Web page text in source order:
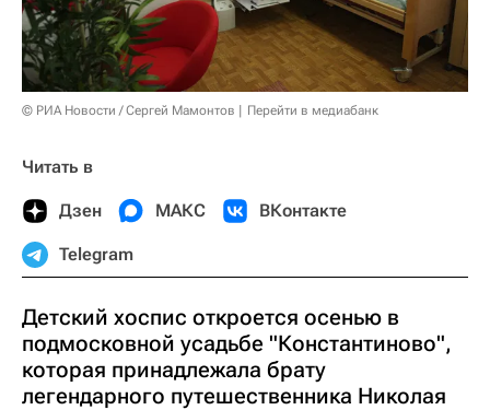
© РИА Новости / Сергей Мамонтов Перейти в медиабанк
Читать в
Дзен МАКС ВКонтакте
Telegram
Детский хоспис откроется осенью в
подмосковной усадьбе "Константиново",
которая принадлежала брату
легендарного путешественника Николая